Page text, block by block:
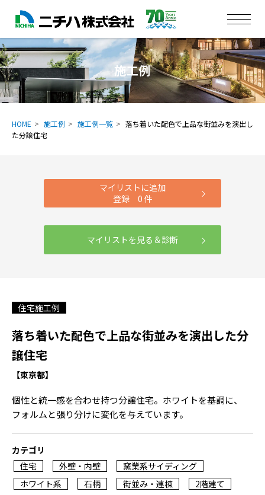
施工例
HOME 施工例 施工例一覧
落ち着いた配色で上品な街並みを演出し
た分譲住宅
マイリストに追加
登録 0 件
マイリストを見る＆診断
住宅施工例
落ち着いた配色で上品な街並みを演出した分
譲住宅
【東京都】
個性と統一感を合わせ持つ分譲住宅。ホワイトを基調に、
フォルムと張り分けに変化を与えています。
カテゴリ
住宅
外壁・内壁
窯業系サイディング
ホワイト系
石柄 街並み・連棟
2階建て